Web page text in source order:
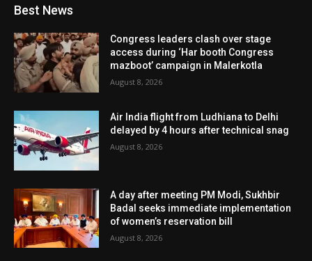
Best News
Congress leaders clash over stage
access during ‘Har booth Congress
mazboot’ campaign in Malerkotla
August 8, 2026
Air India flight from Ludhiana to Delhi
delayed by 4 hours after technical snag
August 8, 2026
A day after meeting PM Modi, Sukhbir
Badal seeks immediate implementation
of women’s reservation bill
August 8, 2026